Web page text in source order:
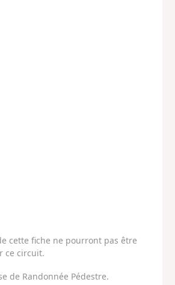
cette fiche ne pourront pas être
ce circuit.
de Randonnée Pédestre.